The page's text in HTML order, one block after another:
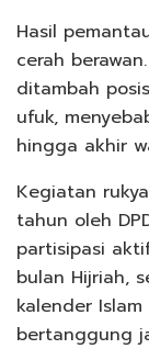
Hasil
cerah
ditambah
ufuk,
hingga akhir
Kegiatan
tahun oleh
partisipasi
bulan Hijriah,
kalender
bertanggung